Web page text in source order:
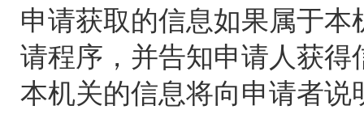
申请获取的信息如果属于
请程序，并告知申请人获
本机关的信息将向申请者说